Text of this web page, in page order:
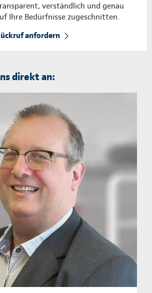
verständlich und genau
Ihre Bedürfnisse zugeschnitten.
anfordern
direkt an: